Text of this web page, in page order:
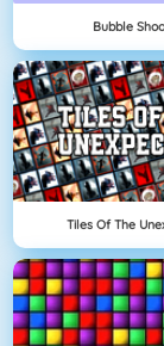
Bubble
Tiles Of The